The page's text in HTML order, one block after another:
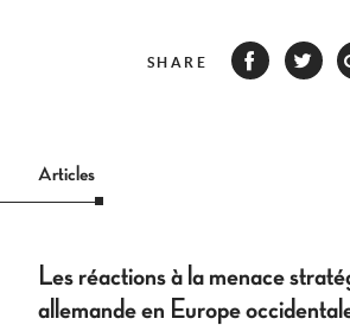
SHARE
Articles
Les réactions à la menace
allemande en Europe